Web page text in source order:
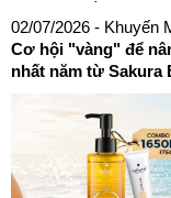
02/07/2026 - Khuyến
Cơ hội "vàng" để
nhất năm từ Sakura